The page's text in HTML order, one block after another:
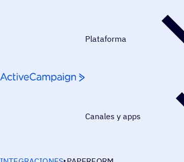
Plataforma
Canales y apps